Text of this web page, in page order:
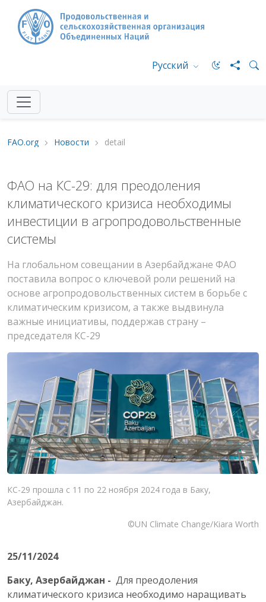
Русский
FAO.org Новости detail
ФАО на КС-29: для преодоления
климатического кризиса необходимы
инвестиции в агропродовольственные
системы
На глобальном совещании в Азербайджане ФАО
поставила вопрос о ключевой роли решений на
основе агропродовольственных систем в борьбе с
климатическим кризисом, а также выдвинула
важные инициативы, поддержав страну –
председателя КС-29
КС-29 прошла с 11 по 22 ноября 2024 года в Баку,
Азербайджан.
©UN Climate Change/Kiara Worth
25/11/2024
Баку, Азербайджан - Для преодоления
климатического кризиса необходимо наращивать